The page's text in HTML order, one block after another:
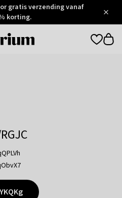
gratis verzending vanaf
korting.
Otrium